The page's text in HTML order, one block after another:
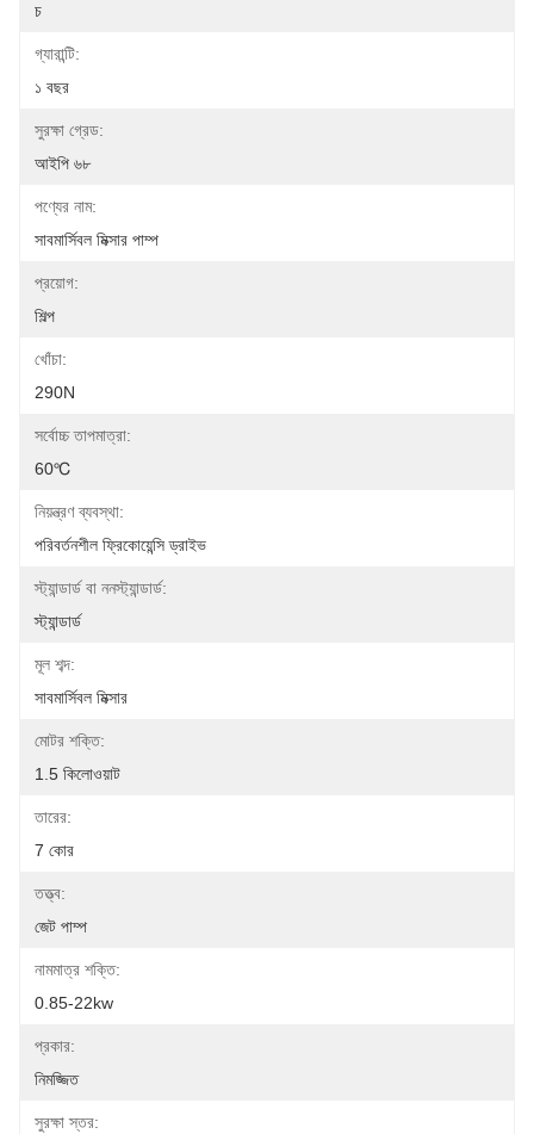
চ
গ্যারান্টি:
১ বছর
সুরক্ষা গ্রেড:
আইপি ৬৮
পণ্যের নাম:
সাবমার্সিবল মিক্সার পাম্প
প্রয়োগ:
শিল্প
খোঁচা:
290N
সর্বোচ্চ তাপমাত্রা:
60℃
নিয়ন্ত্রণ ব্যবস্থা:
পরিবর্তনশীল ফ্রিকোয়েন্সি ড্রাইভ
স্ট্যান্ডার্ড বা ননস্ট্যান্ডার্ড:
স্ট্যান্ডার্ড
মূল শব্দ:
সাবমার্সিবল মিক্সার
মোটর শক্তি:
1.5 কিলোওয়াট
তারের:
7 কোর
তত্ত্ব:
জেট পাম্প
নামমাত্র শক্তি:
0.85-22kw
প্রকার:
নিমজ্জিত
সুরক্ষা স্তর: